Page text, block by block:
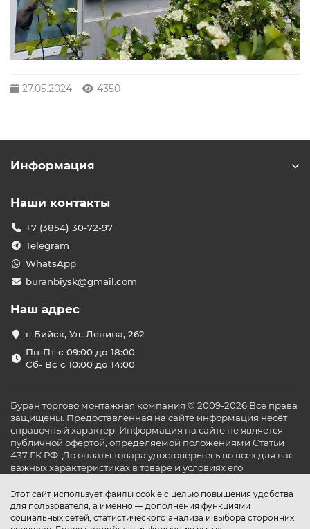
27.05.2024 4350
Этот сайт использует файлы cookie с целью повышения удобства
для пользователя, а именно — дополнения функциями
социальных сетей, статистического анализа и выбора сторонних
Информация
Наши контакты
+7 (3854) 30-72-97
Telegram
WhatsApp
buranbiysk@gmail.com
Наш адрес
г. Бийск, Ул. Ленина, 262
Пн-Пт с 09:00 до 18:00
Сб- Вс с 10:00 до 14:00
Буран торгово монтажная компания © 2009-2026 Все права
защищены. Предоставленная на сайте информация несёт
справочный характер. Информация на сайте не является
публичной офертой, определяемой положениями Статьи
437 ГК РФ. До оплаты товара удостоверьтесь во всех для вас
важных характеристиках в товаре и условиях его